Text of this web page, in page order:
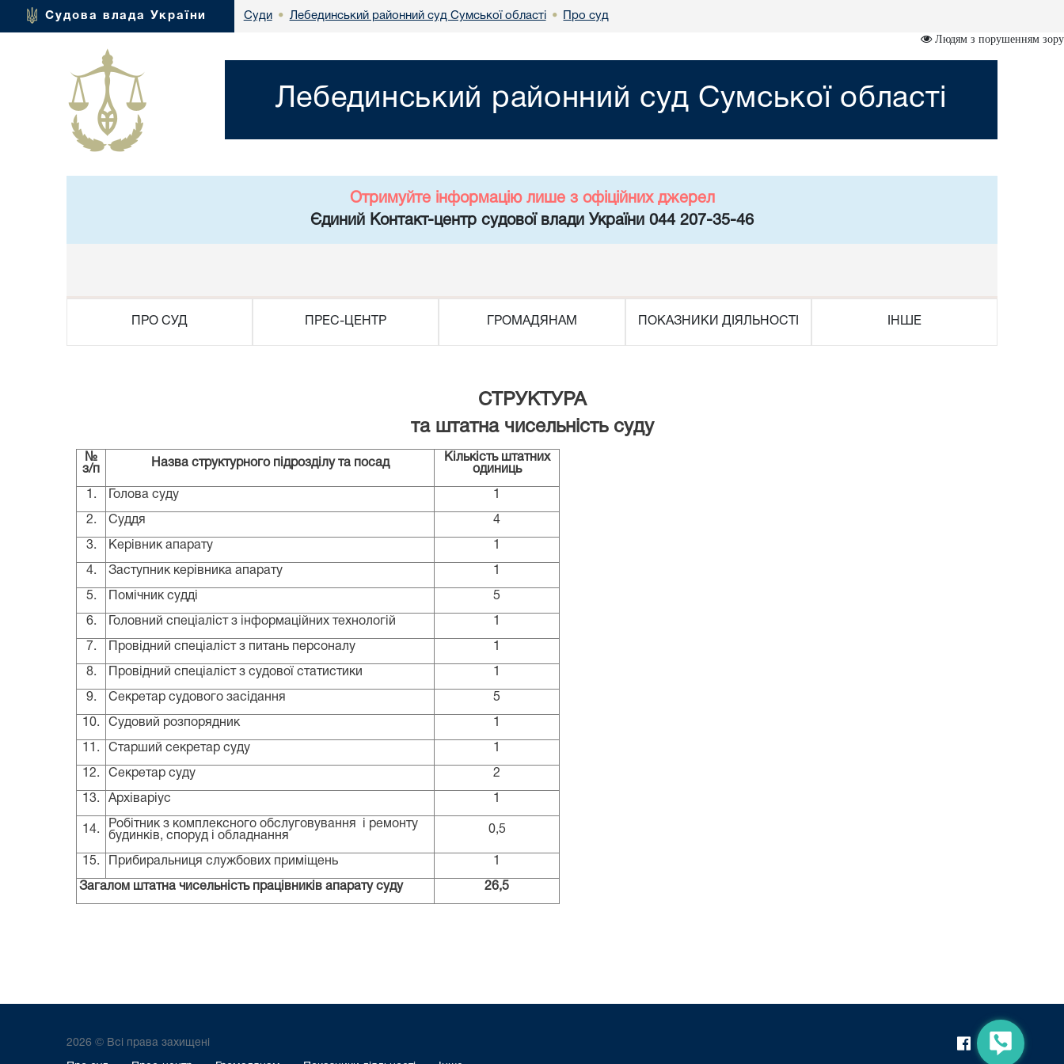
Судова влада України Суди • Лебединський районний суд Сумської області • Про суд
Людям з порушенням зору
Лебединський районний суд Сумської області
Отримуйте інформацію лише з офіційних джерел
Єдиний Контакт-центр судової влади України 044 207-35-46
ПРО СУД ПРЕС-ЦЕНТР ГРОМАДЯНАМ ПОКАЗНИКИ ДІЯЛЬНОСТІ ІНШЕ
СТРУКТУРА
та штатна чисельність суду
№
з/п
Назва структурного підрозділу та посад
Кількість штатних
одиниць
1 . Голова суду 1
2. Суддя 4
3. Керівник апарату 1
4. Заступник керівника апарату 1
5. Помічник судді 5
6. Головний спеціаліст з інформаційних технологій 1
7. Провідний спеціаліст з питань персоналу 1
8. Провідний спеціаліст з судової статистики 1
9. Секретар судового засідання 5
10. Судовий розпорядник 1
1 1. Старший секретар суду 1
1 2. Секретар суду 2
1 3. Архіваріус 1
1 4. Робітник з комплексного обслуговування
і ремонту
будинків, споруд і обладнання
0,5
1 5. Прибиральниця службових приміщень 1
Загалом штатна чисельність працівників апарату суду 26,5
2026 © Всі права захищені